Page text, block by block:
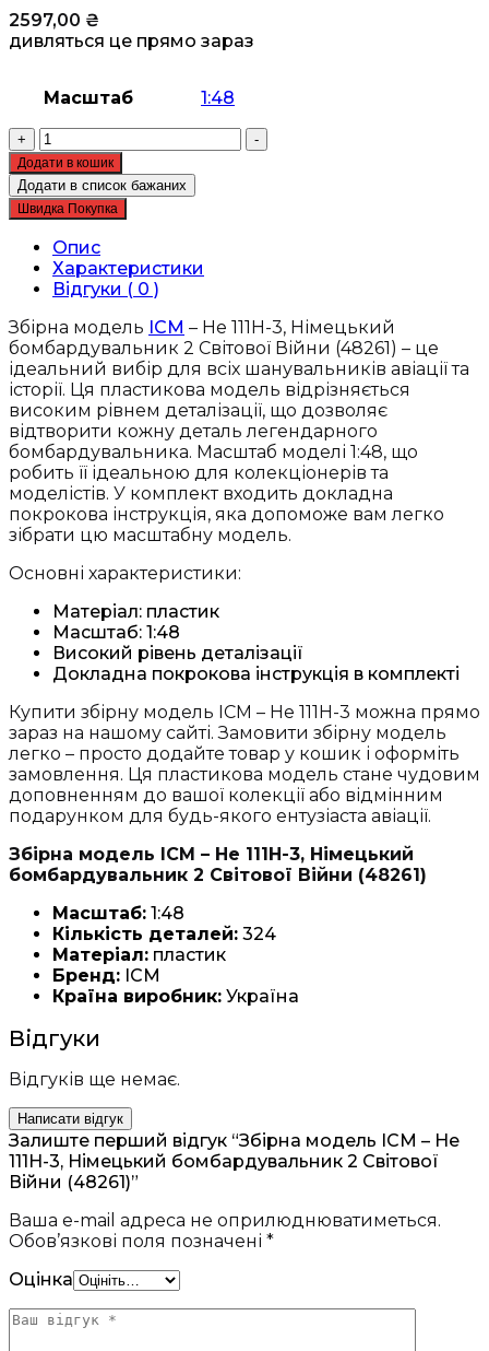
2597,00 ₴
дивляться це прямо зараз
Масштаб 1:48
+
Збірна
модель
ICM
-
He
111H-
3,
Німецький
бомбардувальник
2
Світової
Війни
(48261)
кількість
-
Додати в кошик
Додати в список бажаних
Швидка Покупка
Опис
Характеристики
Відгуки ( 0 )
Збірна модель ICM – He 111H-3, Німецький
бомбардувальник 2 Світової Війни (48261) – це
ідеальний вибір для всіх шанувальників авіації та
історії. Ця пластикова модель відрізняється
високим рівнем деталізації, що дозволяє
відтворити кожну деталь легендарного
бомбардувальника. Масштаб моделі 1:48, що
робить її ідеальною для колекціонерів та
моделістів. У комплект входить докладна
покрокова інструкція, яка допоможе вам легко
зібрати цю масштабну модель.
Основні характеристики:
Матеріал: пластик
Масштаб: 1:48
Високий рівень деталізації
Докладна покрокова інструкція в комплекті
Купити збірну модель ICM – He 111H-3 можна прямо
зараз на нашому сайті. Замовити збірну модель
легко – просто додайте товар у кошик і оформіть
замовлення. Ця пластикова модель стане чудовим
доповненням до вашої колекції або відмінним
подарунком для будь-якого ентузіаста авіації.
Збірна модель ICM – He 111H-3, Німецький
бомбардувальник 2 Світової Війни (48261)
Масштаб: 1:48
Кількість деталей: 324
Матеріал: пластик
Бренд: ICM
Країна виробник: Україна
Відгуки
Відгуків ще немає.
Написати відгук
Залиште перший відгук “Збірна модель ICM – He
111H-3, Німецький бомбардувальник 2 Світової
Війни (48261)”
Ваша e-mail адреса не оприлюднюватиметься.
Обов’язкові поля позначені *
Оцінка